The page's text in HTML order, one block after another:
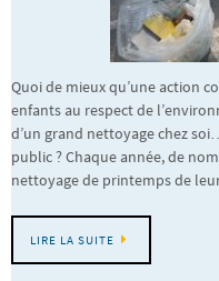
Quoi de mieux qu’une action
enfants au respect de
d’un grand nettoyage chez
public ? Chaque année, de
nettoyage de printemps de
LIRE LA SUITE